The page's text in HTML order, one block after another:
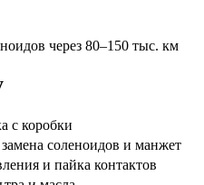
через 80–150 тыс. км
с коробки
соленоидов и манжет
и пайка контактов